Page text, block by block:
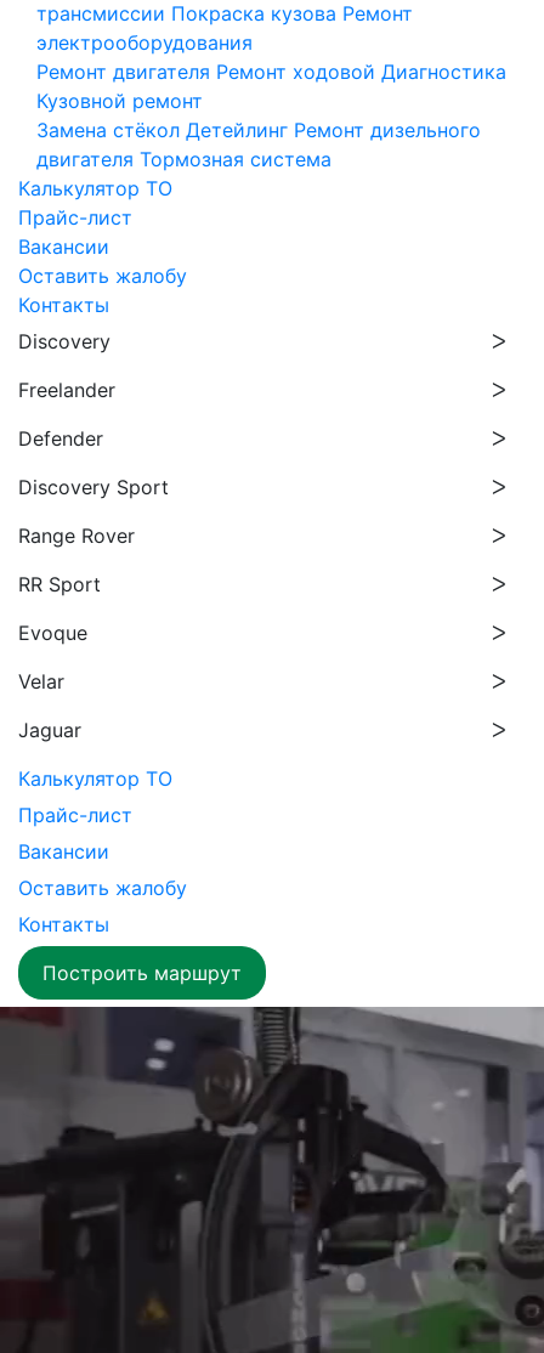
трансмиссии Покраска кузова Ремонт
электрооборудования
Ремонт двигателя Ремонт ходовой Диагностика
Кузовной ремонт
Замена стёкол Детейлинг Ремонт дизельного
двигателя Тормозная система
Калькулятор ТО
Прайс-лист
Вакансии
Оставить жалобу
Контакты
Discovery
Freelander
Defender
Discovery Sport
Range Rover
RR Sport
Evoque
Velar
Jaguar
Калькулятор ТО
Прайс-лист
Вакансии
Оставить жалобу
Контакты
Построить маршрут